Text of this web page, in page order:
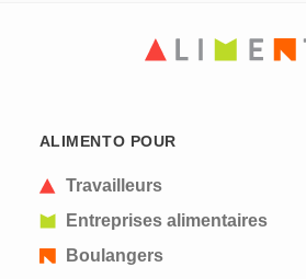
ALIMENTO POUR
Travailleurs
Entreprises alimentaires
Boulangers